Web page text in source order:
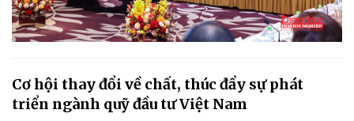
Cơ hội thay đổi về chất, thúc đẩy sự phát
triển ngành quỹ đầu tư Việt Nam